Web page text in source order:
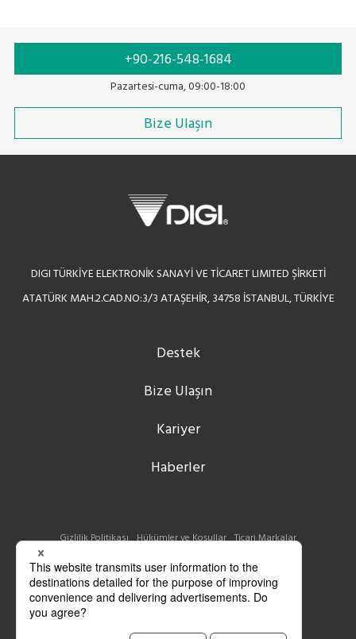
+90-216-548-1684
Pazartesi-cuma, 09:00-18:00
Bize Ulaşın
DIGI TÜRKİYE ELEKTRONİK SANAYİ VE TİCARET LIMITED ŞİRKETİ
ATATÜRK MAH.2.CAD.NO:3/3 ATAŞEHİR, 34758 İSTANBUL, TÜRKİYE
Destek
Bize Ulaşın
Kariyer
Haberler
Gizlilik Politikası Hükümler ve Koşullar Ticari Markalar